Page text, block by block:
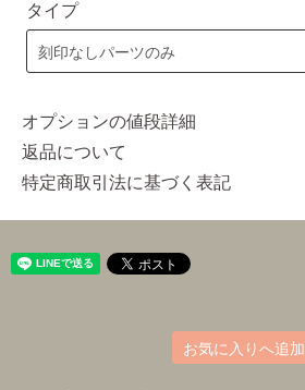
タイプ
オプションの値段詳細
返品について
特定商取引法に基づく表記
お気に入りへ追加